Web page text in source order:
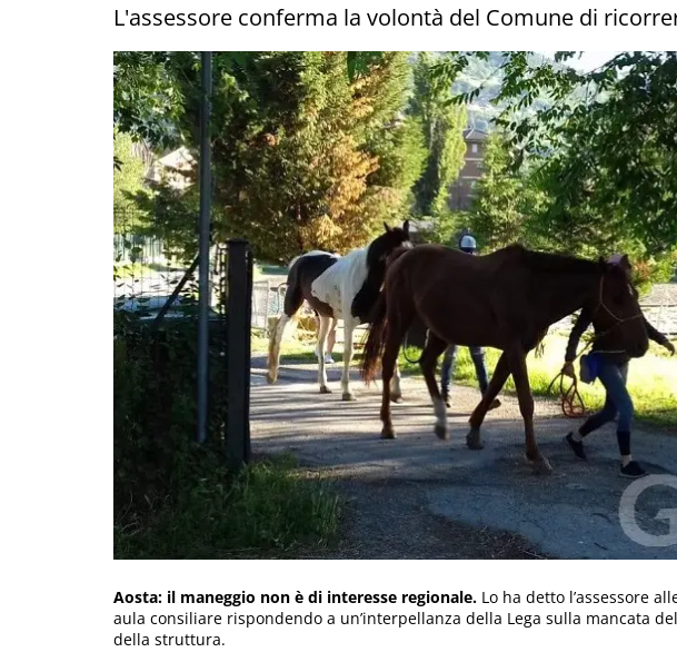
L'assessore conferma la volontà del Comune di
Aosta: il maneggio non è di interesse regionale. Lo ha detto l’assessore
aula consiliare rispondendo a un’interpellanza della Lega sulla mancata
della struttura.